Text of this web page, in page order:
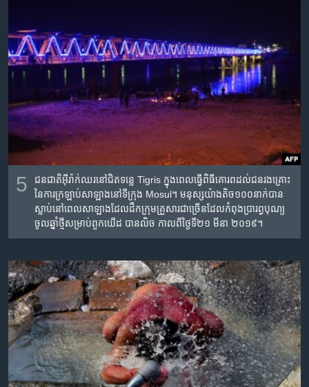
5
ជន​ជាតិ​អ៊ីរ៉ាក់ឈរ​នៅ​ជិត​ទន្លេ Tigris ក្នុង​ពេល​ធ្វើ​ពិធី​គោរព​ដល់​ជន​រងគ្រោះ​
នៃ​ការ​ក្រឡាប់​សាឡាង​នៅ​ទីក្រុង​ Mosul។ មនុស្ស​យ៉ាង​តិច​១០០​នាក់​បាន​
ស្លាប់​នៅ​ពេល​សាឡាង​ដែល​​ដឹក​ក្រុម​គ្រួសារ​ជា​ច្រើន​ដែលកំពុង​ប្រារព្ធ​បុណ្យ​
ចូល​ឆ្នាំ​ថ្មីសម្រាប់​ពួក​ឃើដ បាន​លិច កាល​ពី​ថ្ងៃ​ទី​២១ មីនា ២០១៩។